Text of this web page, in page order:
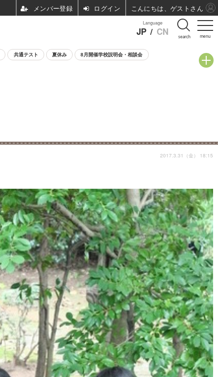
menu
Language
JP / CN search
共通テスト 夏休み 8月開催学校説明会・相談会
2017.3.31（金） 18:15
ログイン こんにちは、ゲストさん